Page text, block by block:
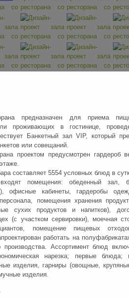
предназначен для приема
проживающих в гостинице,
Банкетный зал VIP, который
или совещаний.
проектом предусмотрен гардероб
составляет 5554 условных блюд в
помещения: обеденный зал,
офисные кабинеты, гардеробы
помещения хранения
сухих продуктов и напитков),
(с участком сервировки), моечная
помещение пищевых
работать на
производства. Ассортимент блюд
нарезка; первые блюда;
изделия, гарниры (овощные,
изделия.